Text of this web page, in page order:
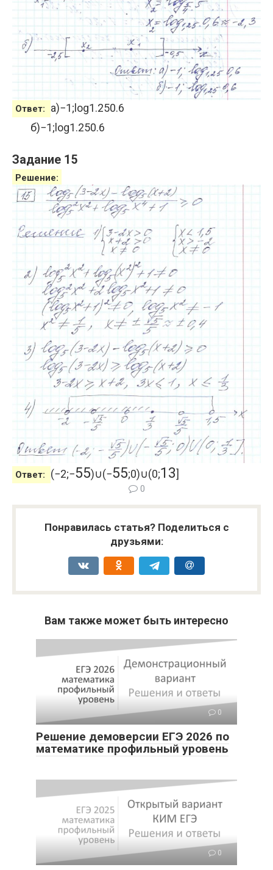
Ответ: а)−1;log1.250.6
б)−1; log1.250.6
Задание 15
Решение:
Ответ: (−2;−55)∪(−55;0)∪(0;1 3]
0
Понравилась статья? Поделиться с
друзьями:
Вам также может быть интересно
0
Решение демоверсии ЕГЭ 2026 по
математике профильный уровень
0